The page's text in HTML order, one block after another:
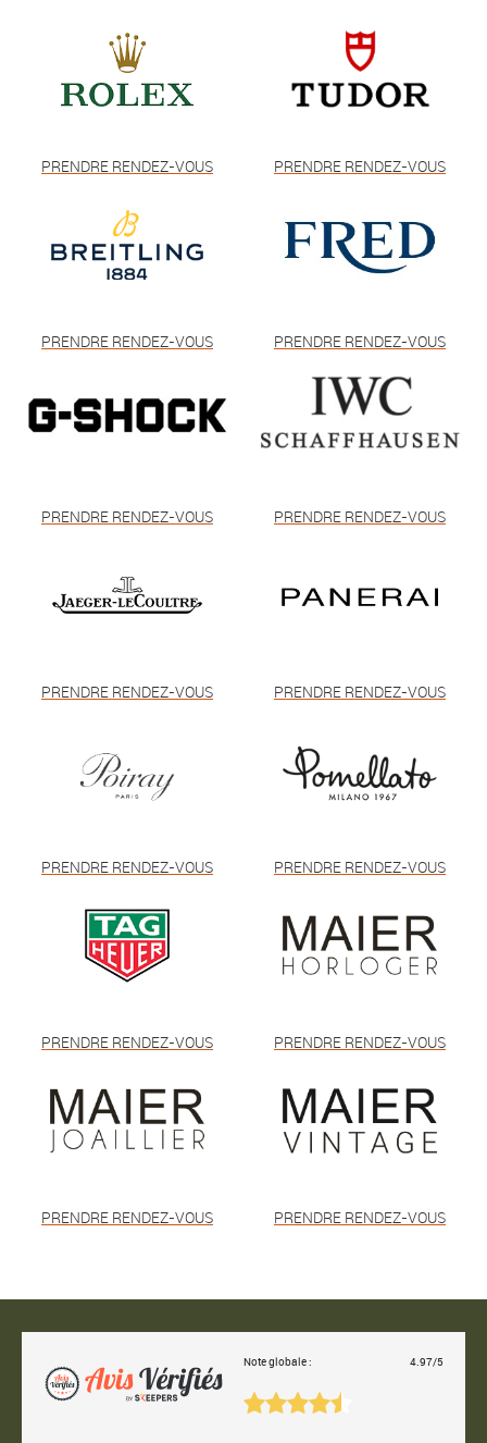
PRENDRE RENDEZ-VOUS PRENDRE RENDEZ-VOUS
PRENDRE RENDEZ-VOUS PRENDRE RENDEZ-VOUS
PRENDRE RENDEZ-VOUS PRENDRE RENDEZ-VOUS
PRENDRE RENDEZ-VOUS PRENDRE RENDEZ-VOUS
PRENDRE RENDEZ-VOUS PRENDRE RENDEZ-VOUS
PRENDRE RENDEZ-VOUS PRENDRE RENDEZ-VOUS
PRENDRE RENDEZ-VOUS PRENDRE RENDEZ-VOUS
Note globale : 4.97/5